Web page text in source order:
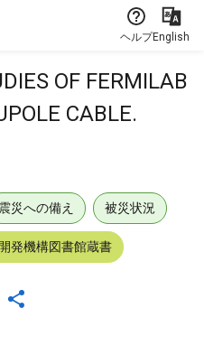
ヘルプEnglish
OF FERMILAB
CABLE.
震災への備え 被災状況
発機構図書館蔵書